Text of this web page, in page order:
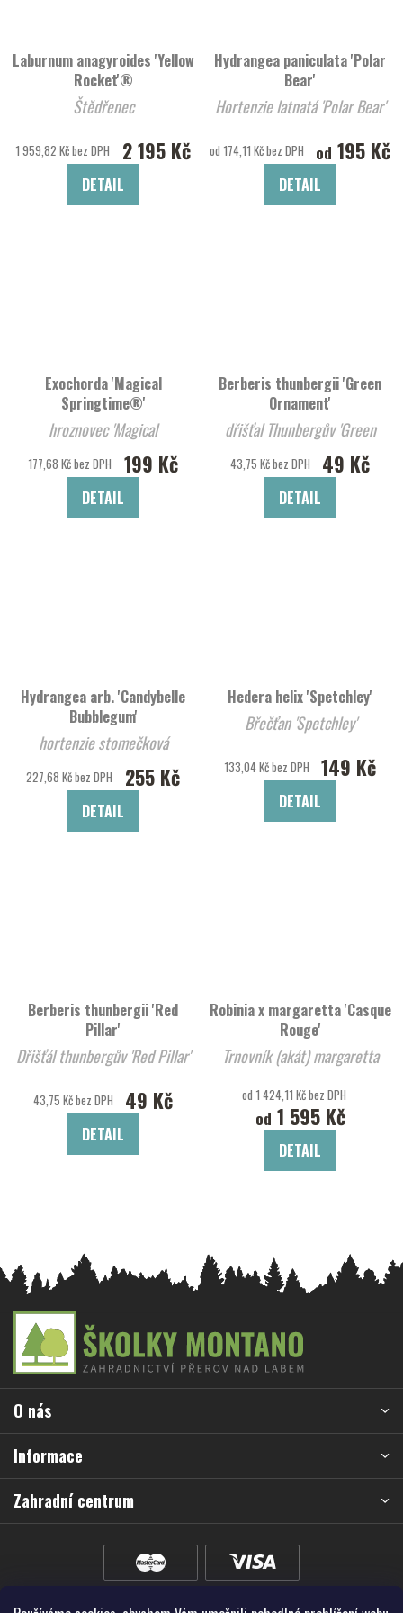
Laburnum anagyroides 'Yellow
Rocket'®
Štědřenec
1 959,82 Kč bez DPH 2 195 Kč
DETAIL
Hydrangea paniculata 'Polar
Bear'
Hortenzie latnatá 'Polar Bear'
od 174,11 Kč bez DPH od 195 Kč
DETAIL
Exochorda 'Magical
Springtime®'
hroznovec 'Magical
Springtime®'
177,68 Kč bez DPH 199 Kč
DETAIL
Berberis thunbergii 'Green
Ornament'
dřišťal Thunbergův 'Green
Ornament'
43,75 Kč bez DPH 49 Kč
DETAIL
Hydrangea arb. 'Candybelle
Bubblegum'
hortenzie stomečková
'Candybelle Bubblegum'
227,68 Kč bez DPH 255 Kč
DETAIL
Hedera helix 'Spetchley'
Břečťan 'Spetchley'
133,04 Kč bez DPH 149 Kč
DETAIL
Berberis thunbergii 'Red
Pillar'
Dřišťál thunbergův 'Red Pillar'
43,75 Kč bez DPH 49 Kč
DETAIL
Robinia x margaretta 'Casque
Rouge'
Trnovník (akát) margaretta
od 1 424,11 Kč bez DPH
od 1 595 Kč
DETAIL
a
í
O nás
Informace
Zahradní centrum